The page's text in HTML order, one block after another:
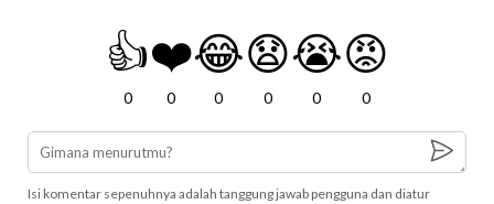
👍
0
❤️
0
😂
0
😧
0
😭
0
😡
0
Isi komentar sepenuhnya adalah tanggung jawab pengguna dan diatur